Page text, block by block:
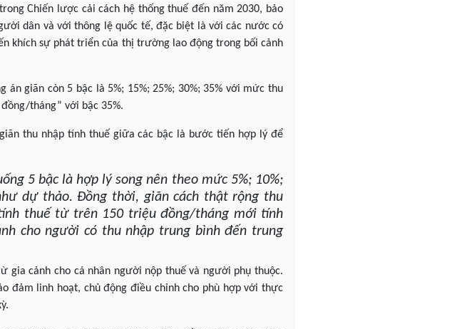
Chiến lược cải cách hệ thống thuế đến năm 2030, bảo
dân và với thông lệ quốc tế, đặc biệt là với các nước có
khích sự phát triển của thị trường lao động trong bối cảnh
giãn còn 5 bậc là 5%; 15%; 25%; 30%; 35% với mức thu
tháng” với bậc 35%.
thu nhập tính thuế giữa các bậc là bước tiến hợp lý để
5 bậc là hợp lý song nên theo mức 5%; 10%;
dự thảo. Đồng thời, giãn cách thật rộng thu
thuế từ trên 150 triệu đồng/tháng mới tính
cho người có thu nhập trung bình đến trung
gia cảnh cho cá nhân người nộp thuế và người phụ thuộc.
đảm linh hoạt, chủ động điều chỉnh cho phù hợp với thực